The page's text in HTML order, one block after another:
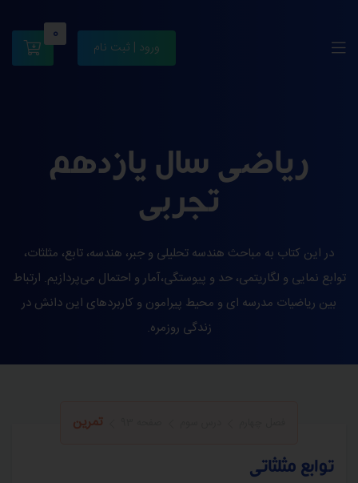
ورود | ثبت نام
0
ریاضی سال یازدهم
تجربی
در این کتاب به مباحث هندسه تحلیلی و جبر، هندسه، تابع، مثلثات،
توابع نمایی و لگاریتمی، حد و پیوستگی،آمار و احتمال می‌پردازیم. ارتباط
بین ریاضیات مدرسه ای و محیط پیرامون و کاربردهای این دانش در
زندگی روزمره.
تمرین
توابع مثلثاتی